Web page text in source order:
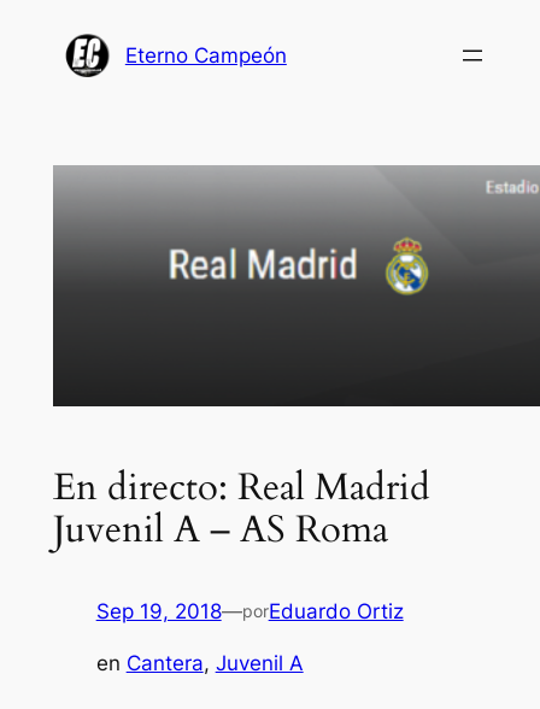
Eterno Campeón
En directo: Real Madrid
Juvenil A – AS Roma
Sep 19, 2018—porEduardo Ortiz
en Cantera, Juvenil A